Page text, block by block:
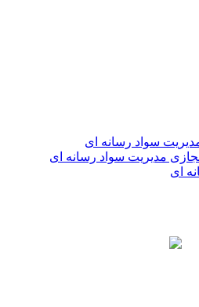
سواد رسانه ای
مدیریت سواد رسانه ای
ای